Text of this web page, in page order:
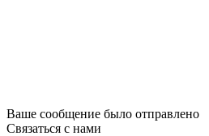
Ваше сообщение было отправлено
Связаться с нами